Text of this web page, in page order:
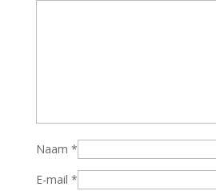
Naam *
E-mail *